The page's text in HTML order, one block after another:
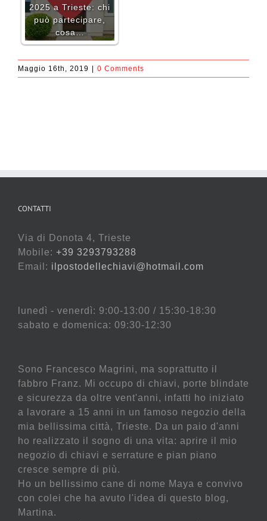
2025 a Trieste: chi
può partecipare,
cosa…
Maggio 16th, 2019 0 Comments
CONTATTI
Via di Donota 4, Trieste
Mobile: +39 3293793288
Email: ilpostodellechiavi@hotmail.com
lunedì - venerdì: 9:00-13:00 / 15:30-18:30
sabato e domenica: 09:30-12:30
Sono Francesco Magrini, ma soprattutto il
fabbro Franz. Mi occupo di chiavi, porte blindate
e sicurezza da oltre vent'anni, infatti ho iniziato
a lavorare a 15 anni in un famoso negozio della
mia bellissima città, Trieste. Da un paio d'anni
ho realizzato il sogno di una vita: aprire il mio
negozio di chiavi e serrature e pian piano
cresce sempre di più.
Ho un bellissimo cane di nome Maya e convivo
con colei che ha avuto l'idea di questo blog,
Martina.